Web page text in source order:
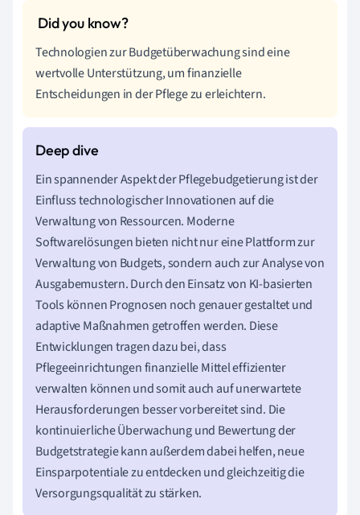
Technologien zur Budgetüberwachung sind eine
wertvolle Unterstützung, um finanzielle
Entscheidungen in der Pflege zu erleichtern.
Ein spannender Aspekt der Pflegebudgetierung ist der
Einfluss technologischer Innovationen auf die
Verwaltung von Ressourcen. Moderne
Softwarelösungen bieten nicht nur eine Plattform zur
Verwaltung von Budgets, sondern auch zur Analyse von
Ausgabemustern. Durch den Einsatz von KI-basierten
Tools können Prognosen noch genauer gestaltet und
adaptive Maßnahmen getroffen werden. Diese
Entwicklungen tragen dazu bei, dass
Pflegeeinrichtungen finanzielle Mittel effizienter
verwalten können und somit auch auf unerwartete
Herausforderungen besser vorbereitet sind. Die
kontinuierliche Überwachung und Bewertung der
Budgetstrategie kann außerdem dabei helfen, neue
Einsparpotentiale zu entdecken und gleichzeitig die
Versorgungsqualität zu stärken.